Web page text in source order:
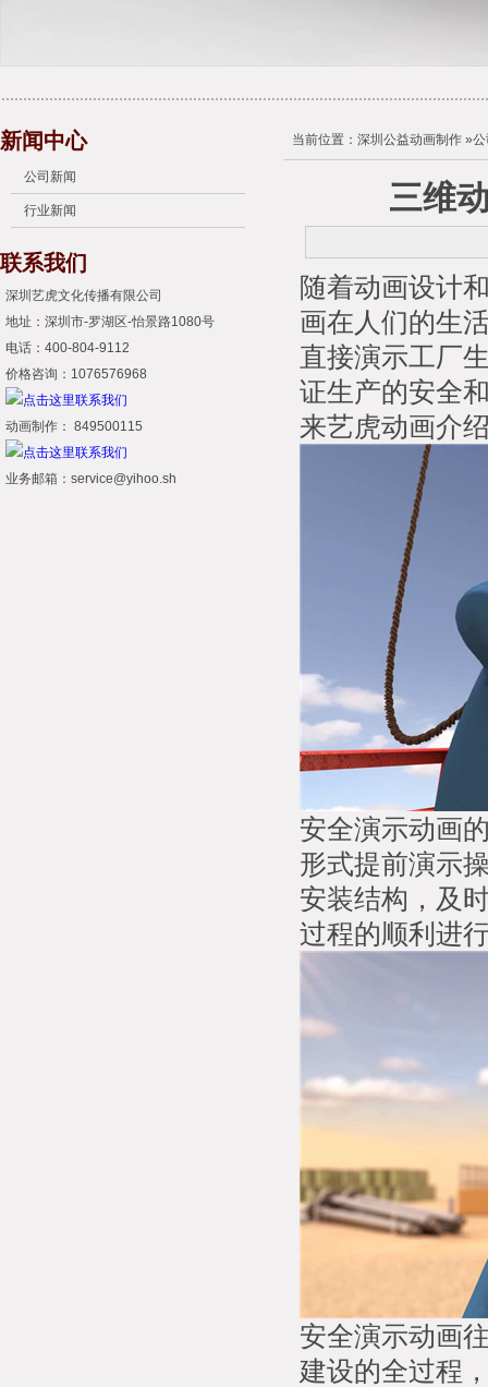
新闻中心
公司新闻
行业新闻
联系我们
深圳艺虎文化传播有限公司
地址：深圳市-罗湖区-怡景路1080号
电话：400-804-9112
价格咨询：1076576968
动画制作： 849500115
业务邮箱：service@yihoo.sh
当前位置： 深圳公益动画制作 »
三维
随着动画设计
画在人们的生
直接演示工厂
证生产的安全
来艺虎动画介
安全演示动画
形式提前演示
安装结构，及
过程的顺利进
安全演示动画
建设的全过程